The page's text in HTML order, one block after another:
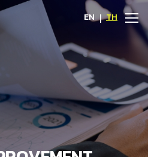
EN | TH